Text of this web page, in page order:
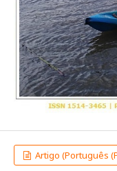
Artigo (Português